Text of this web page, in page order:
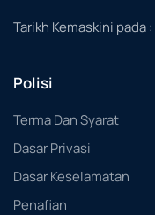
Tarikh Kemaskini pada :
Polisi
Terma Dan Syarat
Dasar Privasi
Dasar Keselamatan
Penafian